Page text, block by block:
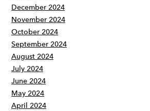
December 2024
November 2024
October 2024
September 2024
August 2024
July 2024
June 2024
May 2024
April 2024